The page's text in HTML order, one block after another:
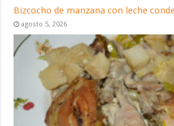
Bizcocho de manzana con leche
agosto 5, 2026